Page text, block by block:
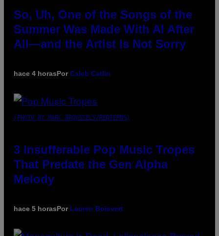
So, Uh, One of the Songs of the
Summer Was Made With AI After
All—and the Artist Is Not Sorry
hace 4 horasPorCaleb Catlin
(PHOTO BY MARC BROUSSELY/REDFERNS)
3 Insufferable Pop Music Tropes
That Predate the Gen Alpha
Melody
hace 5 horasPor Lauren Boisvert